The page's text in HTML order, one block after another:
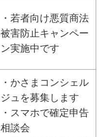
・ 若者向け悪質商法
被害防止キャンペー
ン実施中です
・ かさまコンシェル
ジュを募集します
・スマホで確定申告
相談会